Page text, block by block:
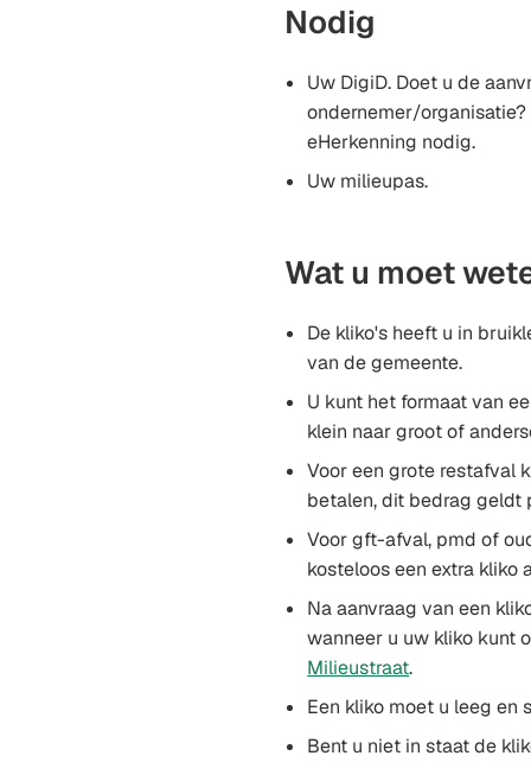
Nodig
Uw DigiD. Doet u de
ondernemer/organisatie?
eHerkenning nodig.
Uw milieupas.
Wat u moet
De kliko's heeft u in
van de gemeente.
U kunt het formaat van
klein naar groot of
Voor een grote restafval
betalen, dit bedrag geldt
Voor gft-afval, pmd of
kosteloos een extra kliko
Na aanvraag van een
wanneer u uw kliko kunt
Milieustraat.
Een kliko moet u leeg en
Bent u niet in staat de